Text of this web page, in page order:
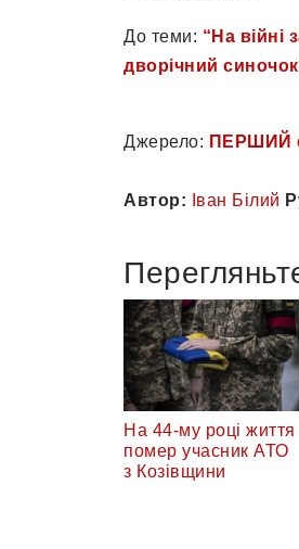
До теми: “На війні
дворічний
Джерело: ПЕРШИЙ
Автор: Іван Білий
На 44-му році життя
помер учасник АТО
з Козівщини